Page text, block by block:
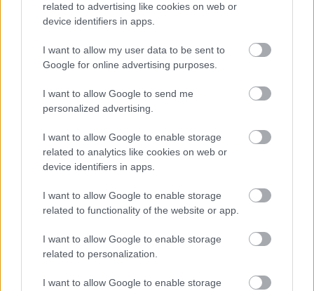
related to advertising like cookies on web or
device identifiers in apps.
I want to allow my user data to be sent to
Google for online advertising purposes.
I want to allow Google to send me
personalized advertising.
I want to allow Google to enable storage
related to analytics like cookies on web or
device identifiers in apps.
I want to allow Google to enable storage
related to functionality of the website or app.
I want to allow Google to enable storage
related to personalization.
I want to allow Google to enable storage
Már azzal közelebb kerülnének az ellenzéki oldalon
az elmúlt 30 év politikai magyarázatához,
Szlovákiában és Magyarországon is, ha nem
egyből a végeredményt vennék alapul.
A közkeletű mondás alapján: nem a cél számít,
hanem az oda vezető út.
Hangácsi István
Címkék:politika szlovákia választások társadalom